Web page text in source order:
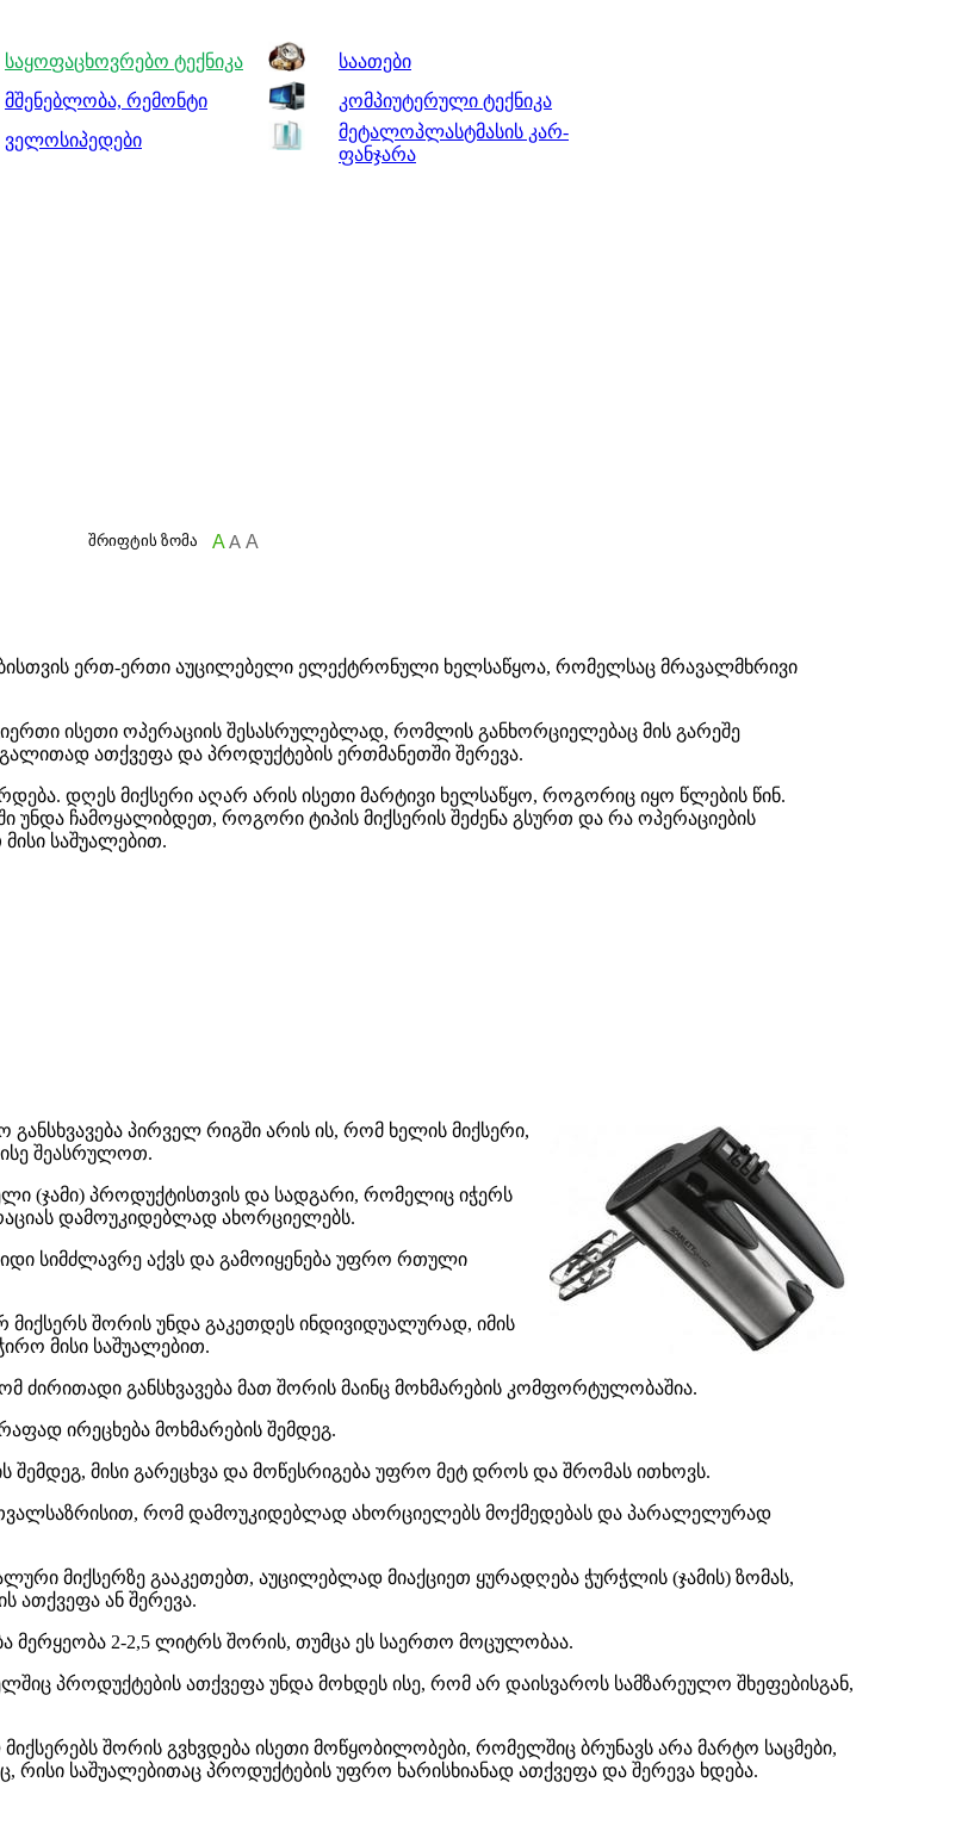
საყოფაცხოვრებო ტექნიკა
საათები
მშენებლობა, რემონტი
კომპიუტერული ტექნიკა
ველოსიპედები
მეტალოპლასტმასის კარ-
ფანჯარა
შრიფტის ზომა A A A
ერთ-ერთი აუცილებელი ელექტრონული ხელსაწყოა, რომელსაც მრავალმხრივი
ისეთი ოპერაციის შესასრულებლად, რომლის განხორციელებაც მის გარეშე
ათქვეფა და პროდუქტების ერთმანეთში შერევა.
დღეს მიქსერი აღარ არის ისეთი მარტივი ხელსაწყო, როგორიც იყო წლების წინ.
უნდა ჩამოყალიბდეთ, როგორი ტიპის მიქსერის შეძენა გსურთ და რა ოპერაციების
საშუალებით.
პირველ რიგში არის ის, რომ ხელის მიქსერი,
შეასრულოთ.
(ჯამი) პროდუქტისთვის და სადგარი, რომელიც იჭერს
დამოუკიდებლად ახორციელებს.
სიმძლავრე აქვს და გამოიყენება უფრო რთული
შორის უნდა გაკეთდეს ინდივიდუალურად, იმის
მისი საშუალებით.
ძირითადი განსხვავება მათ შორის მაინც მოხმარების კომფორტულობაშია.
ირეცხება მოხმარების შემდეგ.
მისი გარეცხვა და მოწესრიგება უფრო მეტ დროს და შრომას ითხოვს.
თვალსაზრისით, რომ დამოუკიდებლად ახორციელებს მოქმედებას და პარალელურად
მიქსერზე გააკეთებთ, აუცილებლად მიაქციეთ ყურადღება ჭურჭლის (ჯამის) ზომას,
ათქვეფა ან შერევა.
მერყეობა 2-2,5 ლიტრს შორის, თუმცა ეს საერთო მოცულობაა.
პროდუქტების ათქვეფა უნდა მოხდეს ისე, რომ არ დაისვაროს სამზარეულო შხეფებისგან,
შორის გვხვდება ისეთი მოწყობილობები, რომელშიც ბრუნავს არა მარტო საცმები,
რისი საშუალებითაც პროდუქტების უფრო ხარისხიანად ათქვეფა და შერევა ხდება.